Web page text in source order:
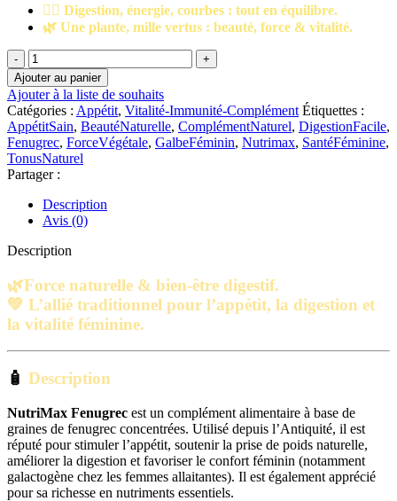
🧘‍♀️ Digestion, énergie, courbes : tout en équilibre.
🌿 Une plante, mille vertus : beauté, force & vitalité.
quantité
de
NutriMax
Fenugrec
|
60
Gélules
Ajouter au panier
Ajouter à la liste de souhaits
Catégories : Appétit, Vitalité-Immunité-Complément Étiquettes :
AppétitSain, BeautéNaturelle, ComplémentNaturel, DigestionFacile,
Fenugrec, ForceVégétale, GalbeFéminin, Nutrimax, SantéFéminine,
TonusNaturel
Partager :
Description
Avis (0)
Description
🌿Force naturelle & bien-être digestif.
💚 L’allié traditionnel pour l’appétit, la digestion et
la vitalité féminine.
🧴 Description
NutriMax Fenugrec est un complément alimentaire à base de
graines de fenugrec concentrées. Utilisé depuis l’Antiquité, il est
réputé pour stimuler l’appétit, soutenir la prise de poids naturelle,
améliorer la digestion et favoriser le confort féminin (notamment
galactogène chez les femmes allaitantes). Il est également apprécié
pour sa richesse en nutriments essentiels.